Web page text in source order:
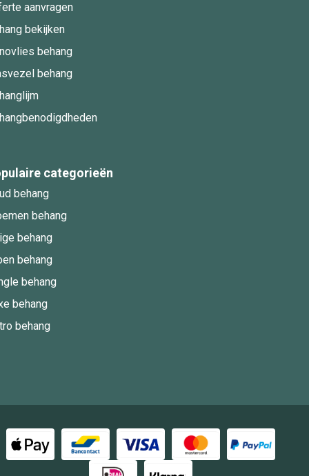
aanvragen
bekijken
behang
behang
categorieën
behang
behang
behang
behang
behang
behang
behang